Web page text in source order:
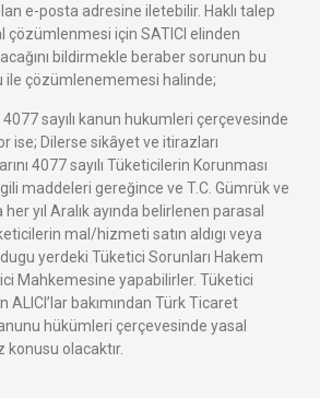
e-posta adresine iletebilir. Haklı talep
çözümlenmesi için SATICI elinden
bildirmekle beraber sorunun bu
ile çözümlenememesi halinde;
sayılı kanun hukumleri çerçevesinde
ise; Dilerse sikâyet ve itirazları
4077 sayılı Tüketicilerin Korunması
maddeleri gereğince ve T.C. Gümrük ve
her yıl Aralık ayında belirlenen parasal
mal/hizmeti satın aldıgı veya
yerdeki Tüketici Sorunları Hakem
Mahkemesine yapabilirler. Tüketici
ALICI’lar bakımından Türk Ticaret
hükümleri çerçevesinde yasal
olacaktır.